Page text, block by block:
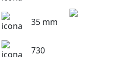
35 mm
730